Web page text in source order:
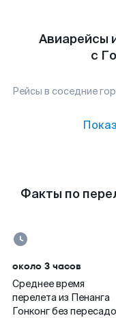
Авиарейсы
с
Рейсы в соседние
Факты по
около 3 часов
Среднее время
перелета из Пенанга
Гонконг без